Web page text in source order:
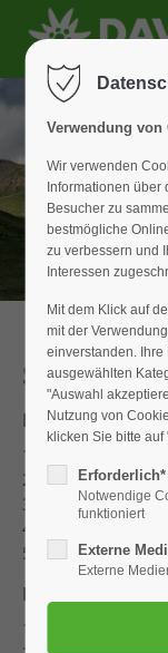
Der Eintrag
Der Eintrag
Der Eintrag
Season
Frauen
1. Carolin Jäger
2. Selina Otter
3. Luisa Lederer
4. Tina Gruber
5. Mirka Sonntag
Männer
1. Luka Feil
Verwendung von
Wir verwenden
Informationen über
Besucher zu
bestmögliche
zu verbessern und
Interessen
Mit dem Klick auf
mit der
einverstanden.
ausgewählten
"Auswahl
Nutzung von
klicken Sie bitte
Erforderlich*
Notwendige
funktioniert
Externe
Externe